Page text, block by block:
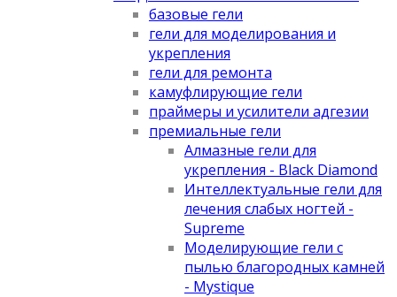
базовые гели
гели для моделирования и
укрепления
гели для ремонта
камуфлирующие гели
праймеры и усилители адгезии
премиальные гели
Алмазные гели для
укрепления - Black Diamond
Интеллектуальные гели для
лечения слабых ногтей -
Supreme
Моделирующие гели с
пылью благородных камней
- Mystique